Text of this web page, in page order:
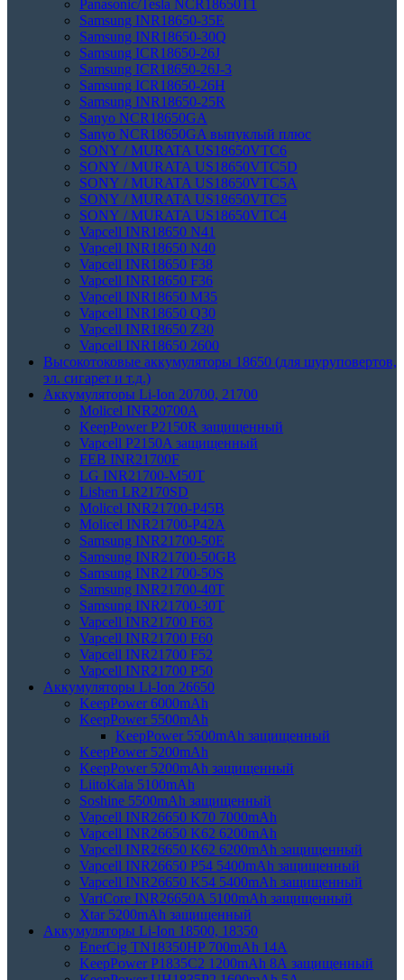
Panasonic/Tesla NCR18650T1
Samsung INR18650-35E
Samsung INR18650-30Q
Samsung ICR18650-26J
Samsung ICR18650-26J-3
Samsung ICR18650-26H
Samsung INR18650-25R
Sanyo NCR18650GA
Sanyo NCR18650GA выпуклый плюс
SONY / MURATA US18650VTC6
SONY / MURATA US18650VTC5D
SONY / MURATA US18650VTC5А
SONY / MURATA US18650VTC5
SONY / MURATA US18650VTC4
Vapcell INR18650 N41
Vapcell INR18650 N40
Vapcell INR18650 F38
Vapcell INR18650 F36
Vapcell INR18650 M35
Vapcell INR18650 Q30
Vapcell INR18650 Z30
Vapcell INR18650 2600
Высокотоковые аккумуляторы 18650 (для шуруповертов,
эл. сигарет и т.д.)
Аккумуляторы Li-Ion 20700, 21700
Molicel INR20700A
KeepPower P2150R защищенный
Vapcell P2150A защищенный
FEB INR21700F
LG INR21700-M50T
Lishen LR2170SD
Molicel INR21700-P45B
Molicel INR21700-P42A
Samsung INR21700-50E
Samsung INR21700-50GB
Samsung INR21700-50S
Samsung INR21700-40T
Samsung INR21700-30T
Vapcell INR21700 F63
Vapcell INR21700 F60
Vapcell INR21700 F52
Vapcell INR21700 P50
Аккумуляторы Li-Ion 26650
KeepPower 6000mAh
KeepPower 5500mAh
KeepPower 5500mAh защищенный
KeepPower 5200mAh
KeepPower 5200mAh защищенный
LiitoKala 5100mAh
Soshine 5500mAh защищенный
Vapcell INR26650 K70 7000mAh
Vapcell INR26650 K62 6200mAh
Vapcell INR26650 K62 6200mAh защищенный
Vapcell INR26650 P54 5400mAh защищенный
Vapcell INR26650 K54 5400mAh защищенный
VariCore INR26650A 5100mAh защищенный
Xtar 5200mAh защищенный
Аккумуляторы Li-Ion 18500, 18350
EnerCig TN18350HP 700mAh 14A
KeepPower P1835C2 1200mAh 8А защищенный